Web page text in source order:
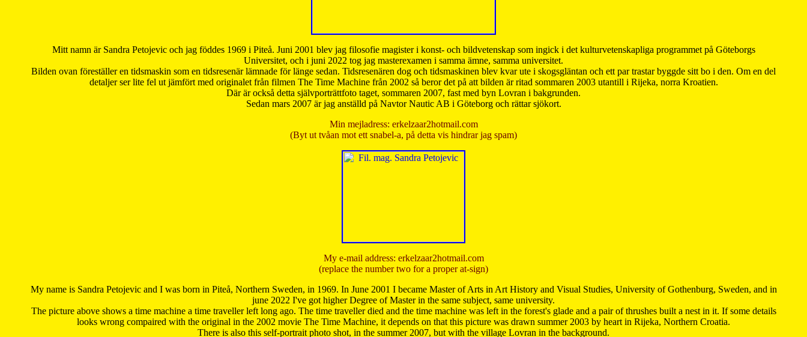
Mitt namn är Sandra Petojevic och jag föddes 1969 i Piteå. Juni 2001 blev jag filosofie magister i konst- och bildvetenskap som ingick i det kulturvetenskapliga programmet på Göteborgs
Universitet, och i juni 2022 tog jag masterexamen i samma ämne, samma universitet.
Bilden ovan föreställer en tidsmaskin som en tidsresenär lämnade för länge sedan. Tidsresenären dog och tidsmaskinen blev kvar ute i skogsgläntan och ett par trastar byggde sitt bo i den. Om en del
detaljer ser lite fel ut jämfört med originalet från filmen The Time Machine från 2002 så beror det på att bilden är ritad sommaren 2003 utantill i Rijeka, norra Kroatien.
Där är också detta självporträttfoto taget, sommaren 2007, fast med byn Lovran i bakgrunden.
Sedan mars 2007 är jag anställd på Navtor Nautic AB i Göteborg och rättar sjökort.
Min mejladress: erkelzaar2hotmail.com
(Byt ut tvåan mot ett snabel-a, på detta vis hindrar jag spam)
My e-mail address: erkelzaar2hotmail.com
(replace the number two for a proper at-sign)
My name is Sandra Petojevic and I was born in Piteå, Northern Sweden, in 1969. In June 2001 I became Master of Arts in Art History and Visual Studies, University of Gothenburg, Sweden, and in
june 2022 I've got higher Degree of Master in the same subject, same university.
The picture above shows a time machine a time traveller left long ago. The time traveller died and the time machine was left in the forest's glade and a pair of thrushes built a nest in it. If some details
looks wrong compaired with the original in the 2002 movie The Time Machine, it depends on that this picture was drawn summer 2003 by heart in Rijeka, Northern Croatia.
There is also this self-portrait photo shot, in the summer 2007, but with the village Lovran in the background.